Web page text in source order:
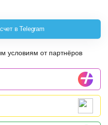
в Telegram
условиям от партнёров